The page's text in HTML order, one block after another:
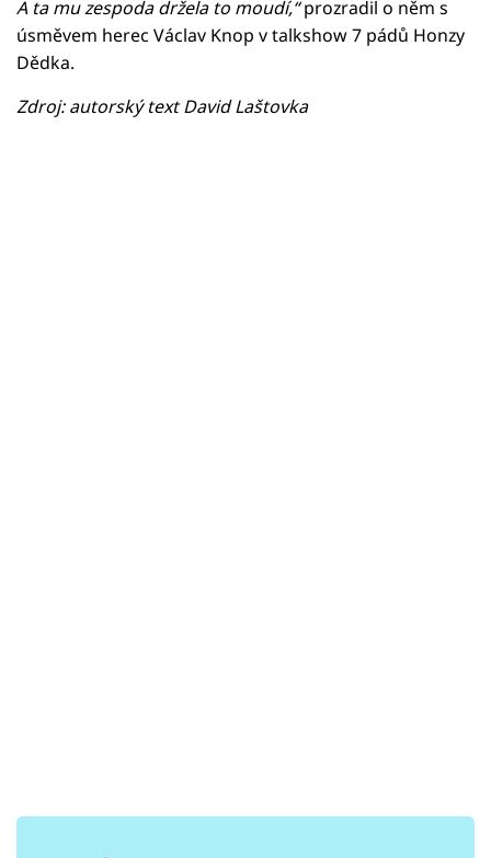
A ta mu zespoda držela to moudí,“prozradil o něm s
úsměvem herec Václav Knop v talkshow 7 pádů Honzy
Dědka.
Zdroj: autorský text David Laštovka